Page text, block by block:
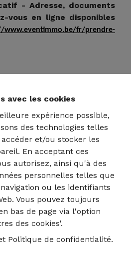
avec les cookies
expérience possible,
des technologies telles
et/ou stocker les
En acceptant ces
autorisez, ainsi qu'à des
personnelles telles que
ou les identifiants
Vous pouvez toujours
bas de page via l'option
des cookies'.
Politique de confidentialité.
- Adresse, documents
vous en ligne disponibles
www.eventimmo.be/fr/prendre-
:1ère Division Section D
:1964
3 étages
PEB)
état général
est actuellement
comptent partir d'ici la
actuel : 1164 euros/mois
:953 euros/an
:Non communiqué
euros/mois (Entretien et
frais de gestion,